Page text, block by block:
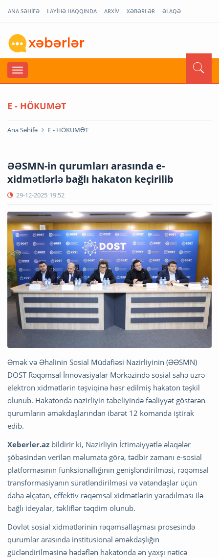
ANA SƏHİFƏ LAYİHƏ HAQQINDA ARXİV XƏBƏRLƏR ƏLAQƏ
E - HÖKUMƏT
Ana Səhifə E - HÖKUMƏT
ƏƏSMN-in qurumları arasında e-
xidmətlərlə bağlı hakaton keçirilib
29-12-2025 19:52
Əmək və Əhalinin Sosial Müdafiəsi Nazirliyinin (ƏƏSMN)
DOST Rəqəmsal İnnovasiyalar Mərkəzində sosial sahə üzrə
elektron xidmətlərin təşviqinə həsr edilmiş hakaton təşkil
olunub. Hakatonda nazirliyin tabeliyində fəaliyyət göstərən
qurumların əməkdaşlarından ibarət 12 komanda iştirak
edib.
Xeberler.az bildirir ki, Nazirliyin İctimaiyyətlə əlaqələr
şöbəsindən verilən məlumata görə, tədbir zamanı e-sosial
platformasının funksionallığının genişləndirilməsi, rəqəmsal
transformasiyanın sürətləndirilməsi və vətəndaşlar üçün
daha əlçatan, effektiv rəqəmsal xidmətlərin yaradılması ilə
bağlı ideyalar, təkliflər təqdim olunub.
Dövlət sosial xidmətlərinin rəqəmsallaşması prosesində
qurumlar arasında institusional əməkdaşlığın
gücləndirilməsinə hədəflən hakatonda ən yaxşı nəticə